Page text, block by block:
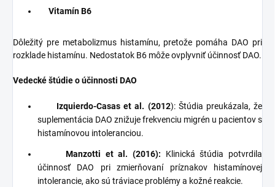
Vitamín B6
Dôležitý pre metabolizmus histamínu, pretože pomáha DAO pri
rozklade histamínu. Nedostatok B6 môže ovplyvniť účinnosť DAO.
Vedecké štúdie o účinnosti DAO
Izquierdo-Casas et al. (2012): Štúdia preukázala, že
suplementácia DAO znižuje frekvenciu migrén u pacientov s
histamínovou intoleranciou.
Manzotti et al. (2016): Klinická štúdia potvrdila
účinnosť DAO pri zmierňovaní príznakov histamínovej
intolerancie, ako sú tráviace problémy a kožné reakcie.